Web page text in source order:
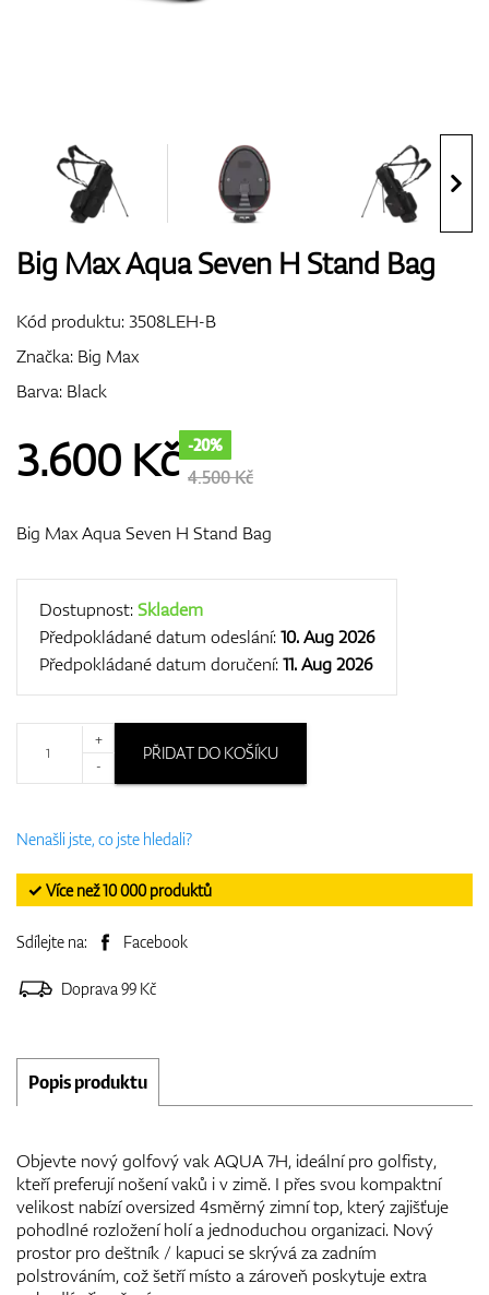
Bagy
Dárkové poukazy
Big Max Aqua Seven H Stand Bag
Kód produktu:3508LEH-B
Značka: Big Max
Barva: Black
3.600 Kč -20%
4.500 Kč
Big Max Aqua Seven H Stand Bag
Dostupnost:Skladem
Předpokládané datum odeslání:10. Aug 2026
Předpokládané datum doručení:11. Aug 2026
+
-
PŘIDAT DO KOŠÍKU
Nenašli jste, co jste hledali?
✓ Více než 10 000 produktů
Sdílejte na: Facebook
Doprava 99 Kč
Popis produktu
Objevte nový golfový vak AQUA 7H, ideální pro golfisty,
kteří preferují nošení vaků i v zimě. I přes svou kompaktní
velikost nabízí oversized 4směrný zimní top, který zajišťuje
pohodlné rozložení holí a jednoduchou organizaci. Nový
prostor pro deštník / kapuci se skrývá za zadním
polstrováním, což šetří místo a zároveň poskytuje extra